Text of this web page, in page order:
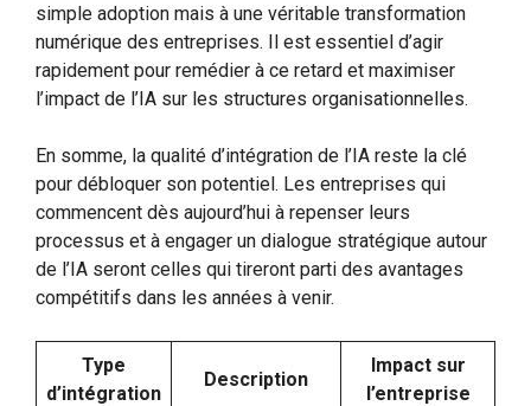
simple adoption mais à une véritable transformation
numérique des entreprises. Il est essentiel d’agir
rapidement pour remédier à ce retard et maximiser
l’impact de l’IA sur les structures organisationnelles.
En somme, la qualité d’intégration de l’IA reste la clé
pour débloquer son potentiel. Les entreprises qui
commencent dès aujourd’hui à repenser leurs
processus et à engager un dialogue stratégique autour
de l’IA seront celles qui tireront parti des avantages
compétitifs dans les années à venir.
Type
d’intégration
Description
Impact sur
l’entreprise